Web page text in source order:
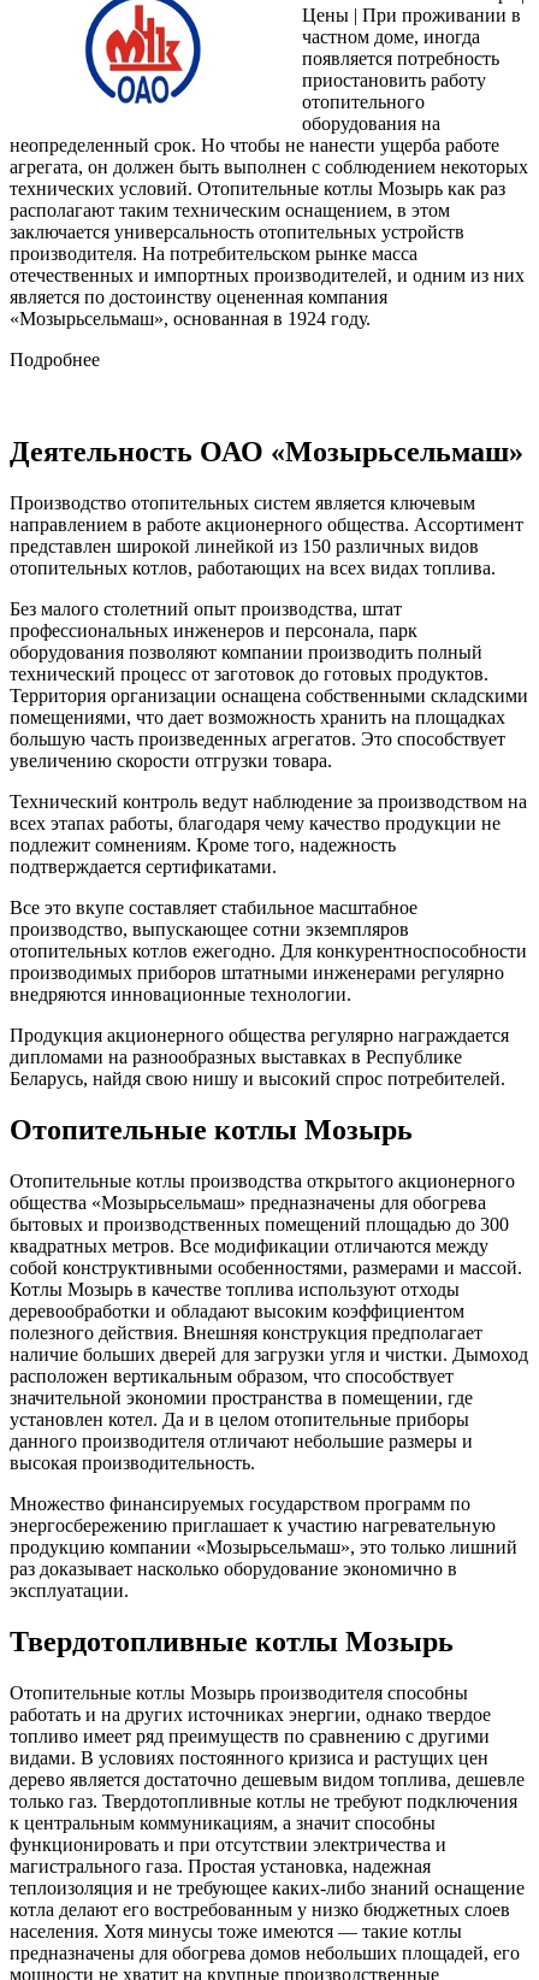
Цены | При проживании в
частном доме, иногда
появляется потребность
приостановить работу
отопительного
оборудования на
неопределенный срок. Но чтобы не нанести ущерба работе
агрегата, он должен быть выполнен с соблюдением некоторых
технических условий. Отопительные котлы Мозырь как раз
располагают таким техническим оснащением, в этом
заключается универсальность отопительных устройств
производителя. На потребительском рынке масса
отечественных и импортных производителей, и одним из них
является по достоинству оцененная компания
«Мозырьсельмаш», основанная в 1924 году.
Подробнее
Деятельность ОАО «Мозырьсельмаш»
Производство отопительных систем является ключевым
направлением в работе акционерного общества. Ассортимент
представлен широкой линейкой из 150 различных видов
отопительных котлов, работающих на всех видах топлива.
Без малого столетний опыт производства, штат
профессиональных инженеров и персонала, парк
оборудования позволяют компании производить полный
технический процесс от заготовок до готовых продуктов.
Территория организации оснащена собственными складскими
помещениями, что дает возможность хранить на площадках
большую часть произведенных агрегатов. Это способствует
увеличению скорости отгрузки товара.
Технический контроль ведут наблюдение за производством на
всех этапах работы, благодаря чему качество продукции не
подлежит сомнениям. Кроме того, надежность
подтверждается сертификатами.
Все это вкупе составляет стабильное масштабное
производство, выпускающее сотни экземпляров
отопительных котлов ежегодно. Для конкурентноспособности
производимых приборов штатными инженерами регулярно
внедряются инновационные технологии.
Продукция акционерного общества регулярно награждается
дипломами на разнообразных выставках в Республике
Беларусь, найдя свою нишу и высокий спрос потребителей.
Отопительные котлы Мозырь
Отопительные котлы производства открытого акционерного
общества «Мозырьсельмаш» предназначены для обогрева
бытовых и производственных помещений площадью до 300
квадратных метров. Все модификации отличаются между
собой конструктивными особенностями, размерами и массой.
Котлы Мозырь в качестве топлива используют отходы
деревообработки и обладают высоким коэффициентом
полезного действия. Внешняя конструкция предполагает
наличие больших дверей для загрузки угля и чистки. Дымоход
расположен вертикальным образом, что способствует
значительной экономии пространства в помещении, где
установлен котел. Да и в целом отопительные приборы
данного производителя отличают небольшие размеры и
высокая производительность.
Множество финансируемых государством программ по
энергосбережению приглашает к участию нагревательную
продукцию компании «Мозырьсельмаш», это только лишний
раз доказывает насколько оборудование экономично в
эксплуатации.
Твердотопливные котлы Мозырь
Отопительные котлы Мозырь производителя способны
работать и на других источниках энергии, однако твердое
топливо имеет ряд преимуществ по сравнению с другими
видами. В условиях постоянного кризиса и растущих цен
дерево является достаточно дешевым видом топлива, дешевле
только газ. Твердотопливные котлы не требуют подключения
к центральным коммуникациям, а значит способны
функционировать и при отсутствии электричества и
магистрального газа. Простая установка, надежная
теплоизоляция и не требующее каких-либо знаний оснащение
котла делают его востребованным у низко бюджетных слоев
населения. Хотя минусы тоже имеются — такие котлы
предназначены для обогрева домов небольших площадей, его
мощности не хватит на крупные производственные